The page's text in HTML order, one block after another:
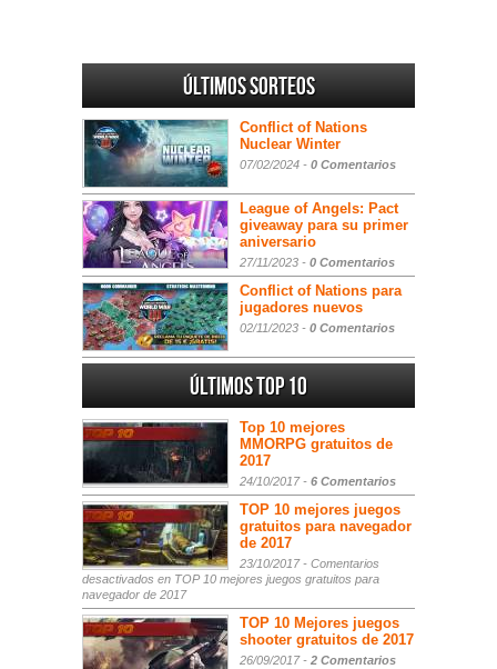
Últimos sorteos
Conflict of Nations
Nuclear Winter
07/02/2024 - 0 Comentarios
League of Angels: Pact
giveaway para su primer
aniversario
27/11/2023 - 0 Comentarios
Conflict of Nations para
jugadores nuevos
02/11/2023 - 0 Comentarios
Últimos Top 10
Top 10 mejores
MMORPG gratuitos de
2017
24/10/2017 - 6 Comentarios
TOP 10 mejores juegos
gratuitos para navegador
de 2017
23/10/2017 - Comentarios
desactivados en TOP 10 mejores juegos gratuitos para
navegador de 2017
TOP 10 Mejores juegos
shooter gratuitos de 2017
26/09/2017 - 2 Comentarios